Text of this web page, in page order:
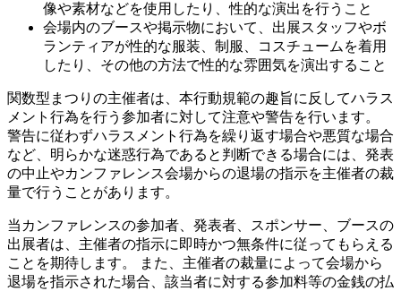
像や素材などを使用したり、性的な演出を行うこと
会場内のブースや掲示物において、出展スタッフやボ
ランティアが性的な服装、制服、コスチュームを着用
したり、その他の方法で性的な雰囲気を演出すること
関数型まつりの主催者は、本行動規範の趣旨に反してハラス
メント行為を行う参加者に対して注意や警告を行います。
警告に従わずハラスメント行為を繰り返す場合や悪質な場合
など、明らかな迷惑行為であると判断できる場合には、発表
の中止やカンファレンス会場からの退場の指示を主催者の裁
量で行うことがあります。
当カンファレンスの参加者、発表者、スポンサー、ブースの
出展者は、主催者の指示に即時かつ無条件に従ってもらえる
ことを期待します。 また、主催者の裁量によって会場から
退場を指示された場合、該当者に対する参加料等の金銭の払